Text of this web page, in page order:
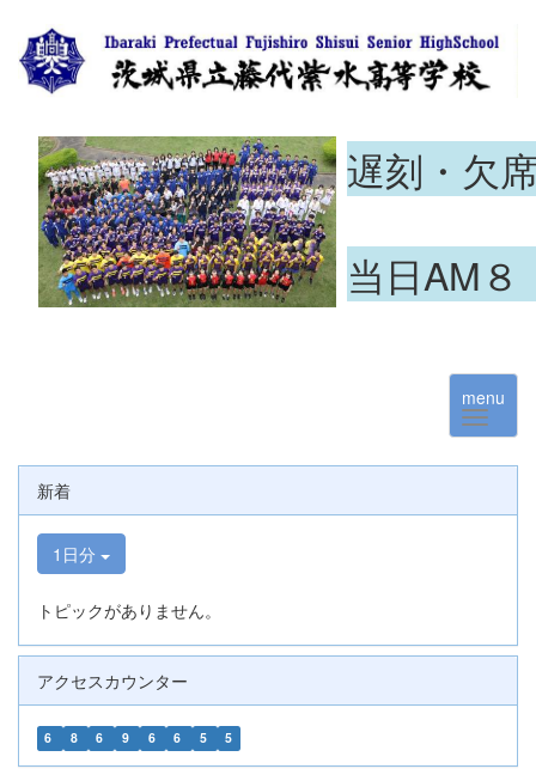
遅刻・欠
当日AM
menu
新着
1日分
トピックがありません。
アクセスカウンター
6 8 6 9 6 6 5 5